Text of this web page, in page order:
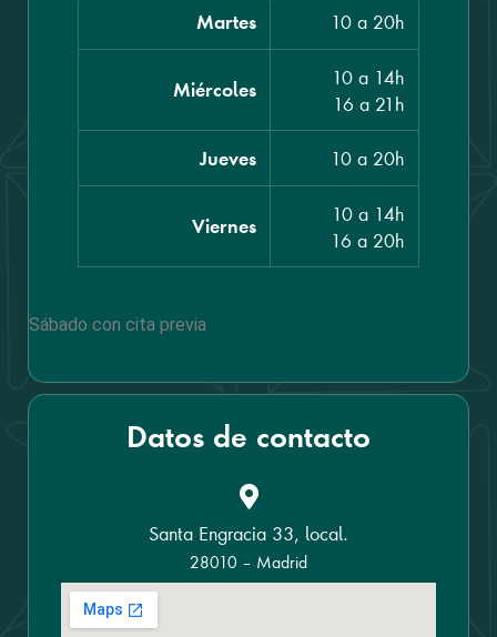
Martes 10 a 20h
Miércoles
10 a 14h
16 a 21h
Jueves 10 a 20h
Viernes
10 a 14h
16 a 20h
Sábado con cita previa
Datos de contacto
Santa Engracia 33, local.
28010 – Madrid